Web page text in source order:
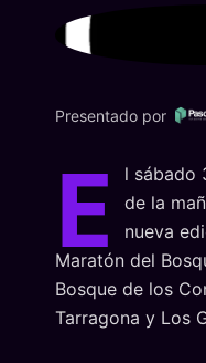
Presentado por
E
l sábado
de la
nueva
Maratón del
Bosque de los
Tarragona y Los